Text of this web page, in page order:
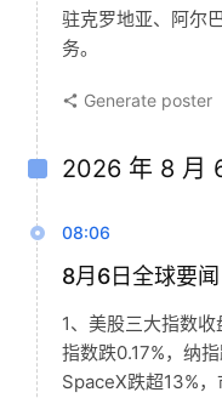
驻克罗地亚、阿尔
务。
Generate poster
2026 年 8 月
08:06
8月6日全球要闻
1、美股三大指数
指数跌0.17%，纳
SpaceX跌超13%